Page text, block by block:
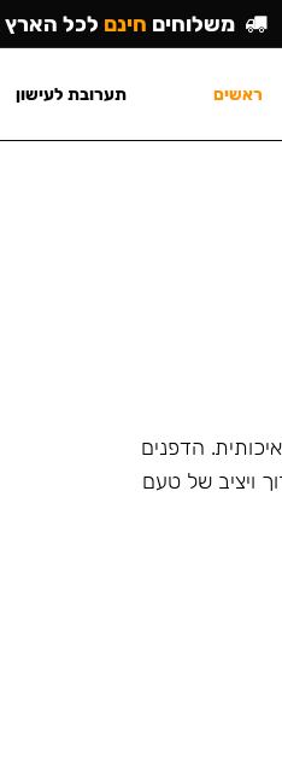
הדפנים
ויציב של טעם
משלוחים חינם לכל הארץ
ראשים תערובת לעישון